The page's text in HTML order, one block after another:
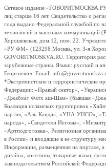
Сетевое издание
лиц старше 16 лет. Свидетельство о
года выдано Федеральной службой по
технологий и массовых коммуникаций
Хорошевская, дом 12, пом. 22.
«РУ ФМ» (123298 Москва, ул. 3-я
GOVORITMOSKVA.RU. Территория
зарубежные страны. Языки: русский и
Георгиевич. Email:
*Экстремистские и террористические
Федерации: «Правый сектор»,
«Джабхат Фатх аш-Шам» (бывшая
Коалиция исламских группировок
партия, «Аль-Каида», «УНА-УНСО»,
народа», «Свидетели Иеговы»,
«Артподготовка», Религиозная
в России» и входящие в ее структуру
Информация, размещенная на портале,
дизайна, логотипы, товарные знаки,
законодательством Российской